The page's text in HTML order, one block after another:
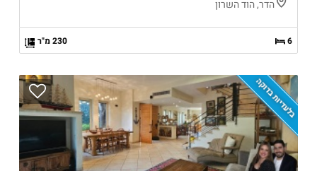
הדר, הוד השרון
6 230 מ"ר
בלעדיות בדוקה